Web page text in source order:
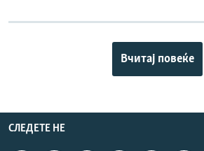
Вчитај повеќе
СЛЕДЕТЕ НЕ